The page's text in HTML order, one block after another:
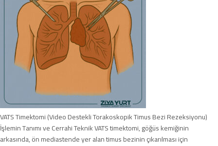
VATS Timektomi (Video Destekli Torakoskopik Timus Bezi Rezeksiyonu)
İşlemin Tanımı ve Cerrahi Teknik VATS timektomi, göğüs kemiğinin
arkasında, ön mediastende yer alan timus bezinin çıkarılması için